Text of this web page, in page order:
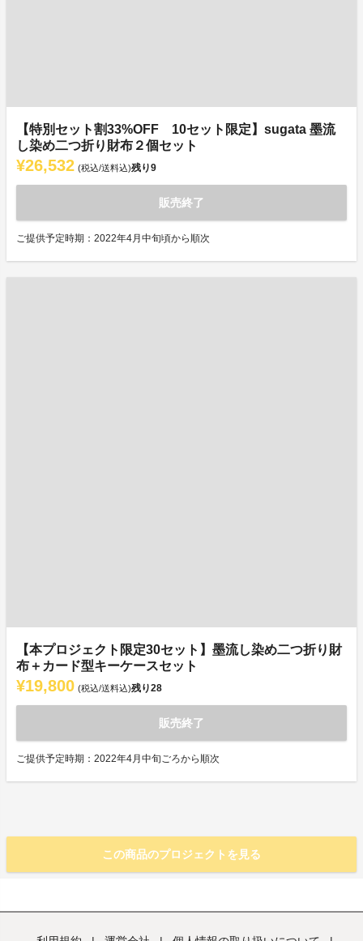
【特別セット割33%OFF 10セット限定】sugata 墨流
し染め二つ折り財布２個セット
¥26,532 (税込/送料込)残り9
販売終了
ご提供予定時期：2022年4月中旬頃から順次
【本プロジェクト限定30セット】墨流し染め二つ折り財
布＋カード型キーケースセット
¥19,800 (税込/送料込)残り28
販売終了
ご提供予定時期：2022年4月中旬ごろから順次
この商品のプロジェクトを見る